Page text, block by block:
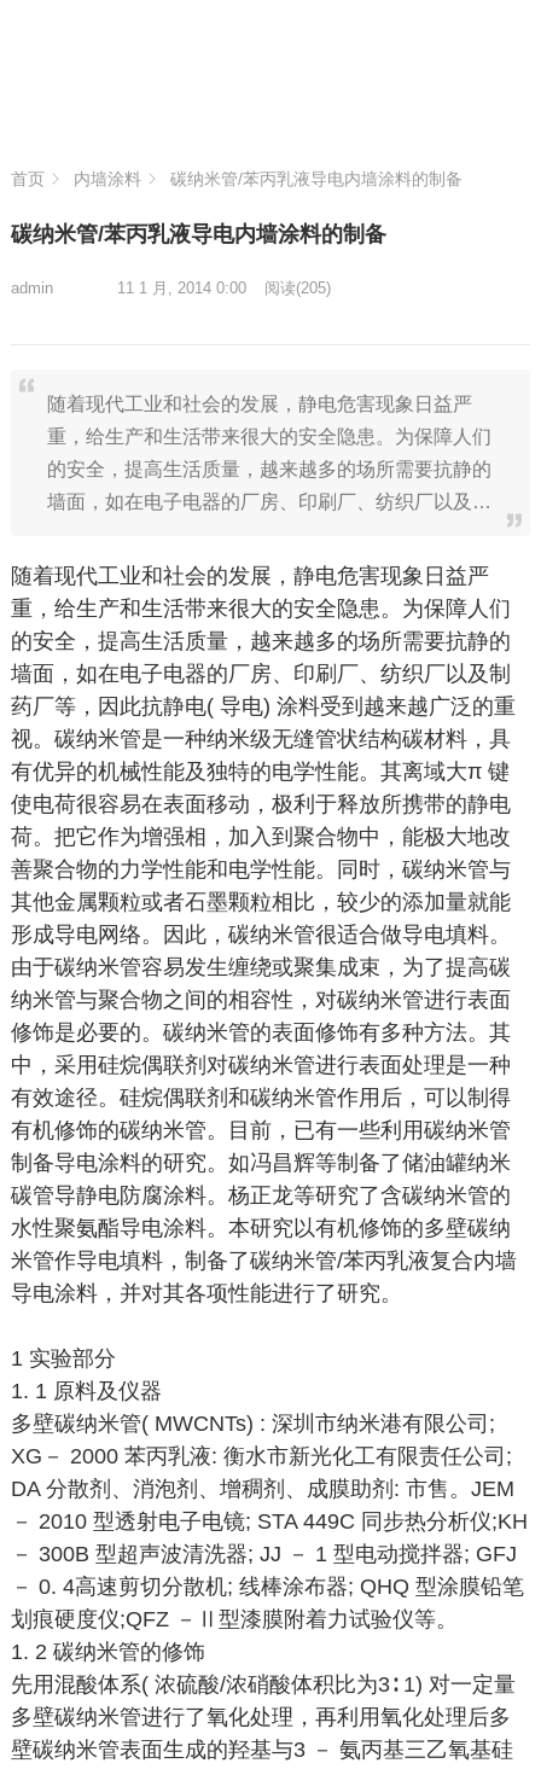
首页 内墙涂料 碳纳米管/苯丙乳液导电内墙涂料的制备
碳纳米管/苯丙乳液导电内墙涂料的制备
admin 11 1 月, 2014 0:00 阅读(205)
随着现代工业和社会的发展，静电危害现象日益严
重，给生产和生活带来很大的安全隐患。为保障人们
的安全，提高生活质量，越来越多的场所需要抗静的
墙面，如在电子电器的厂房、印刷厂、纺织厂以及…
随着现代工业和社会的发展，静电危害现象日益严
重，给生产和生活带来很大的安全隐患。为保障人们
的安全，提高生活质量，越来越多的场所需要抗静的
墙面，如在电子电器的厂房、印刷厂、纺织厂以及制
药厂等，因此抗静电( 导电) 涂料受到越来越广泛的重
视。碳纳米管是一种纳米级无缝管状结构碳材料，具
有优异的机械性能及独特的电学性能。其离域大π 键
使电荷很容易在表面移动，极利于释放所携带的静电
荷。把它作为增强相，加入到聚合物中，能极大地改
善聚合物的力学性能和电学性能。同时，碳纳米管与
其他金属颗粒或者石墨颗粒相比，较少的添加量就能
形成导电网络。因此，碳纳米管很适合做导电填料。
由于碳纳米管容易发生缠绕或聚集成束，为了提高碳
纳米管与聚合物之间的相容性，对碳纳米管进行表面
修饰是必要的。碳纳米管的表面修饰有多种方法。其
中，采用硅烷偶联剂对碳纳米管进行表面处理是一种
有效途径。硅烷偶联剂和碳纳米管作用后，可以制得
有机修饰的碳纳米管。目前，已有一些利用碳纳米管
制备导电涂料的研究。如冯昌辉等制备了储油罐纳米
碳管导静电防腐涂料。杨正龙等研究了含碳纳米管的
水性聚氨酯导电涂料。本研究以有机修饰的多壁碳纳
米管作导电填料，制备了碳纳米管/苯丙乳液复合内墙
导电涂料，并对其各项性能进行了研究。
1 实验部分
1. 1 原料及仪器
多壁碳纳米管( MWCNTs) : 深圳市纳米港有限公司;
XG－ 2000 苯丙乳液: 衡水市新光化工有限责任公司;
DA 分散剂、消泡剂、增稠剂、成膜助剂: 市售。JEM
－ 2010 型透射电子电镜; STA 449C 同步热分析仪;KH
－ 300B 型超声波清洗器; JJ － 1 型电动搅拌器; GFJ
－ 0. 4高速剪切分散机; 线棒涂布器; QHQ 型涂膜铅笔
划痕硬度仪;QFZ －Ⅱ型漆膜附着力试验仪等。
1. 2 碳纳米管的修饰
先用混酸体系( 浓硫酸/浓硝酸体积比为3∶ 1) 对一定量
多壁碳纳米管进行了氧化处理，再利用氧化处理后多
壁碳纳米管表面生成的羟基与3 － 氨丙基三乙氧基硅